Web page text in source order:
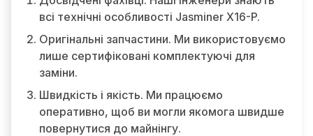
всі технічні особливості Jasminer X16-P.
Оригінальні запчастини. Ми використовуємо
лише сертифіковані комплектуючі для
заміни.
Швидкість і якість. Ми працюємо
оперативно, щоб ви могли якомога швидше
повернутися до майнінгу.